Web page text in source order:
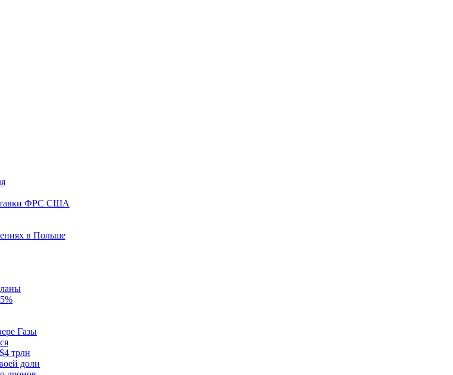
ставки ФРС США
в Польше
Газы
трлн
доли